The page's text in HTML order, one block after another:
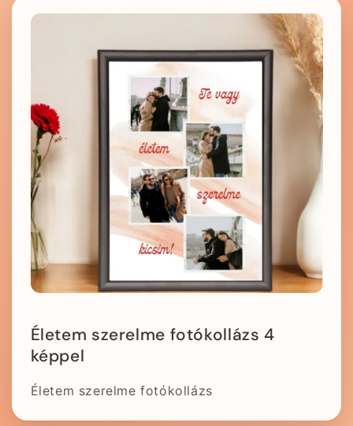
Életem szerelme fotókollázs 4
képpel
Életem szerelme fotókollázs